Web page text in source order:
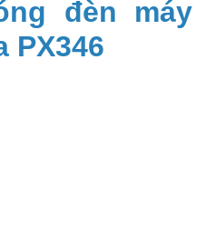
đèn máy
PX346